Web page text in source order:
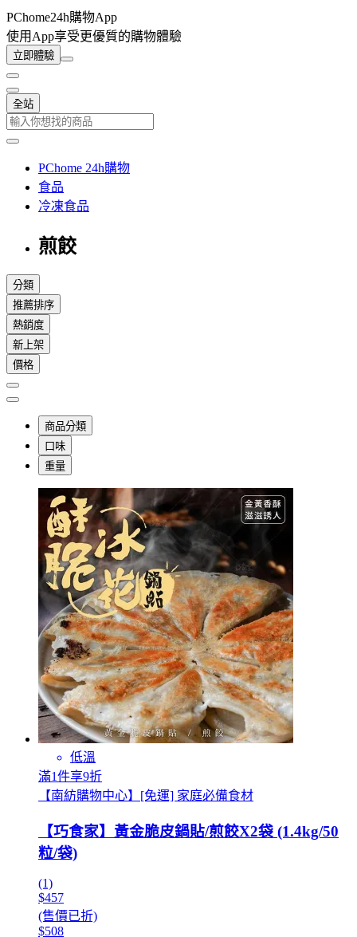
PChome24h購物App
使用App享受更優質的購物體驗
立即體驗
全站
PChome 24h購物
食品
冷凍食品
煎餃
分類
推薦排序
熱銷度
新上架
價格
商品分類
口味
重量
低溫
滿1件享9折
【南紡購物中心】[免運] 家庭必備食材
【巧食家】黃金脆皮鍋貼/煎餃X2袋 (1.4kg/50
粒/袋)
(1)
$457
(售價已折)
$508